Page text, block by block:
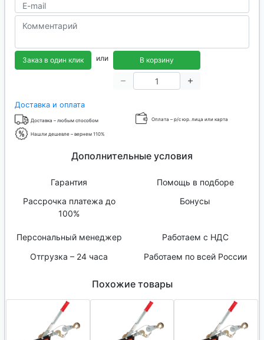
Заказ в один клик или В корзину
Доставка и оплата
Доставка – любым способом Оплата – р/с юр. лица или карта
Нашли дешевле – вернем 110%
Дополнительные условия
Гарантия
Помощь в подборе
Рассрочка платежа до
100%
Бонусы
Персональный менеджер
Работаем с НДС
Отгрузка – 24 часа
Работаем по всей России
Похожие товары